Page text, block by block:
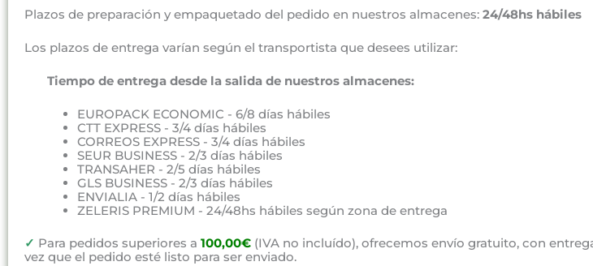
Plazos de preparación y empaquetado del pedido en nuestros almacenes: 24/48hs hábiles
Los plazos de entrega varían según el transportista que desees utilizar:
Tiempo de entrega desde la salida de nuestros almacenes:
EUROPACK ECONOMIC - 6/8 días hábiles
CTT EXPRESS - 3/4 días hábiles
CORREOS EXPRESS - 3/4 días hábiles
SEUR BUSINESS - 2/3 días hábiles
TRANSAHER - 2/5 días hábiles
GLS BUSINESS - 2/3 días hábiles
ENVIALIA - 1/2 días hábiles
ZELERIS PREMIUM - 24/48hs hábiles según zona de entrega
✓ Para pedidos superiores a 100,00€ (IVA no incluído), ofrecemos envío gratuito, con
vez que el pedido esté listo para ser enviado.